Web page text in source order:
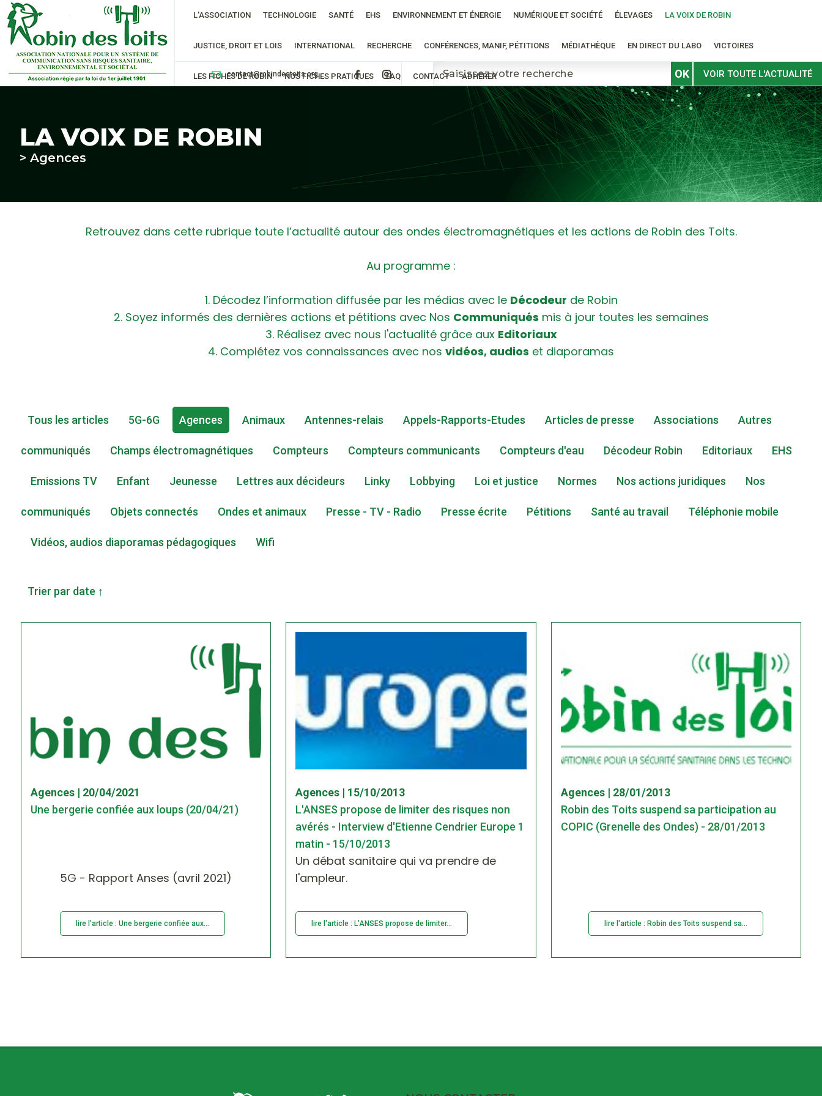
LA VOIX DE ROBIN
> Agences
L'ASSOCIATION TECHNOLOGIE SANTÉ EHS ENVIRONNEMENT ET ÉNERGIE NUMÉRIQUE ET SOCIÉTÉ ÉLEVAGES LA VOIX DE ROBIN
JUSTICE, DROIT ET LOIS INTERNATIONAL RECHERCHE CONFÉRENCES, MANIF, PÉTITIONS MÉDIATHÈQUE EN DIRECT DU LABO VICTOIRES
LES FICHES DE ROBIN NOS FICHES PRATIQUES FAQ CONTACT ADHÉRER
contact@robindestoits.org OK VOIR TOUTE L'ACTUALITÉ
Retrouvez dans cette rubrique toute l’actualité autour des ondes électromagnétiques et les actions de Robin des Toits.
Au programme :
1. Décodez l’information diffusée par les médias avec le Décodeur de Robin
2. Soyez informés des dernières actions et pétitions avec Nos Communiqués mis à jour toutes les semaines
3. Réalisez avec nous l'actualité grâce aux Editoriaux
4. Complétez vos connaissances avec nos vidéos, audios et diaporamas
Tous les articles 5G-6G Agences Animaux Antennes-relais Appels-Rapports-Etudes Articles de presse Associations Autres
communiqués Champs électromagnétiques Compteurs Compteurs communicants Compteurs d'eau Décodeur Robin Editoriaux EHS
Emissions TV Enfant Jeunesse Lettres aux décideurs Linky Lobbying Loi et justice Normes Nos actions juridiques Nos
communiqués Objets connectés Ondes et animaux Presse - TV - Radio Presse écrite Pétitions Santé au travail Téléphonie mobile
Vidéos, audios diaporamas pédagogiques Wifi
Trier par date ↑
Agences | 20/04/2021
Une bergerie confiée aux loups (20/04/21)
5G - Rapport Anses (avril 2021)
lire l'article : Une bergerie confiée aux...
Agences | 15/10/2013
L'ANSES propose de limiter des risques non
avérés - Interview d'Etienne Cendrier Europe 1
matin - 15/10/2013
Un débat sanitaire qui va prendre de
l'ampleur.
lire l'article : L'ANSES propose de limiter...
Agences | 28/01/2013
Robin des Toits suspend sa participation au
COPIC (Grenelle des Ondes) - 28/01/2013
lire l'article : Robin des Toits suspend sa...